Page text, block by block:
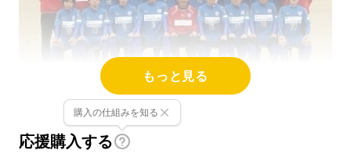
もっと見る
応援購入する
購入の仕組みを知る